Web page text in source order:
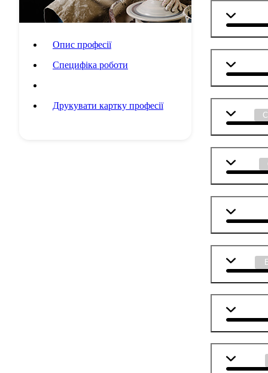
Опис професії
Специфіка роботи
Друкувати картку професії